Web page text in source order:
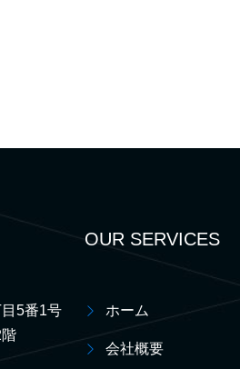
5番1号
OUR SERVICES
ホーム
会社概要